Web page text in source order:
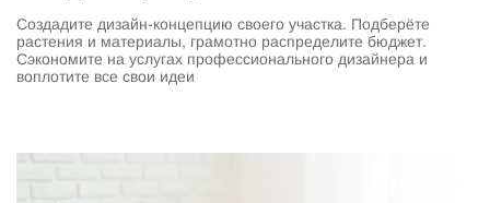
Создадите дизайн-концепцию своего участка. Подберёте
растения и материалы, грамотно распределите бюджет.
Сэкономите на услугах профессионального дизайнера и
воплотите все свои идеи